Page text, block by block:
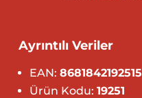
Ayrıntılı Veriler
EAN: 8681842192515
Ürün Kodu: 19251